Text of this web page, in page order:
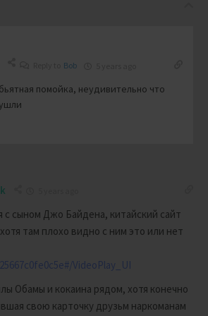
Bob
помойка, неудивительно что
с сыном Джо Байдена, китайский сайт
там плохо видно с ним это или нет
VideoPlay_UI
Обамы и кокаина рядом, хотя конечно
свою карточку друзьм наркоманам